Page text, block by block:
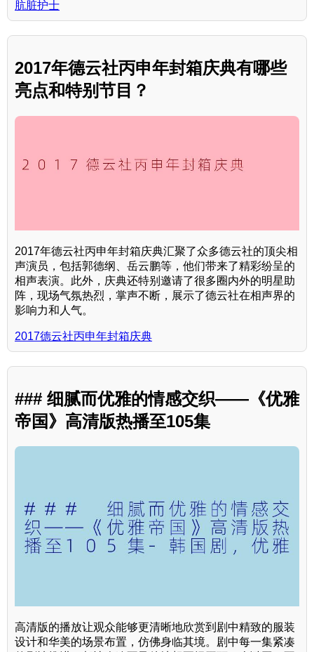
肮脏护士
2017年德云社丙申年封箱庆典有哪些
亮点和特别节目？
2017年德云社丙申年封箱庆典汇聚了众多德云社的顶尖相
声演员，包括郭德纲、岳云鹏等，他们带来了精彩纷呈的
相声表演。此外，庆典还特别邀请了很多圈内外的明星助
阵，现场气氛热烈，掌声不断，展示了德云社在相声界的
影响力和人气。
2017德云社丙申年封箱庆典
### 细腻而优雅的情感交织——《优雅
帝国》高清版热播至105集
高清版的播放让观众能够更清晰地欣赏到剧中精致的服装
设计和华美的场景布置，仿佛身临其境。剧中每一集紧凑